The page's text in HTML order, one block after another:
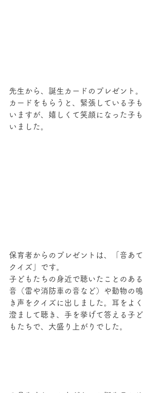
先生から、誕生カードのプレゼント。
カードをもらうと、緊張している子も
いますが、嬉しくて笑顔になった子も
いました。
保育者からのプレゼントは、「音あて
クイズ」です。
子どもたちの身近で聴いたことのある
音（雷や消防車の音など）や動物の鳴
き声をクイズに出しました。耳をよく
澄まして聴き、手を挙げて答える子ど
もたちで、大盛り上がりでした。